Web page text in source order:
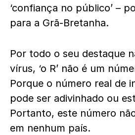
‘confiança no público’ –
para a Grã-Bretanha.
Por todo o seu destaque
vírus, ‘o R’ não é um
Porque o número real de
pode ser adivinhado ou
Portanto, este número
em nenhum país.